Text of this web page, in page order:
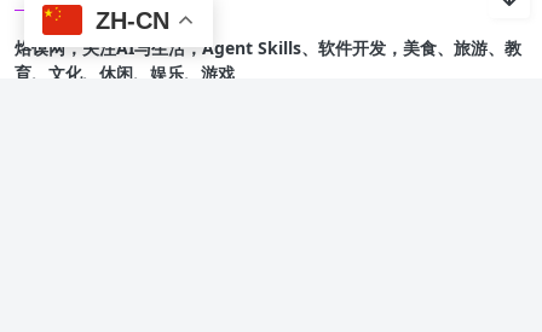
烙馍网，关注AI与生活，Agent Skills、软件开发，美食、旅游、教
育、文化、休闲、娱乐、游戏
ZH-CN